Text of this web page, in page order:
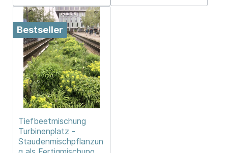
Bestseller
Tiefbeetmischung
Turbinenplatz -
Staudenmischpflanzun